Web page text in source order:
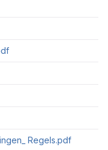
Regels.pdf